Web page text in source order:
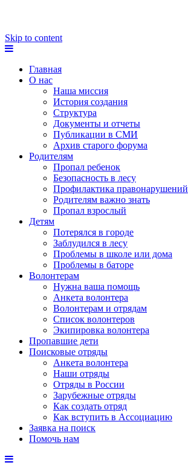
Skip to content
Главная
О нас
Наша миссия
История создания
Структура
Документы и отчеты
Публикации в СМИ
Архив старого форума
Родителям
Пропал ребенок
Безопасность в лесу
Профилактика правонарушений
Родителям важно знать
Пропал взрослый
Детям
Потерялся в городе
Заблудился в лесу
Проблемы в школе или дома
Проблемы в баторе
Волонтерам
Нужна ваша помощь
Анкета волонтера
Волонтерам и отрядам
Список волонтеров
Экипировка волонтера
Пропавшие дети
Поисковые отряды
Анкета волонтера
Наши отряды
Отряды в России
Зарубежные отряды
Как создать отряд
Как вступить в Ассоциацию
Заявка на поиск
Помочь нам